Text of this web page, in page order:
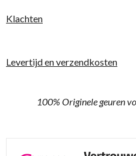
Klachten
Levertijd en verzendkosten
100% Originele geuren